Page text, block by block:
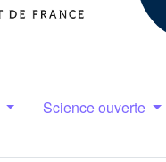
Science ouverte